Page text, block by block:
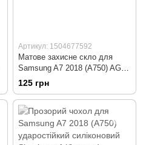
Артикул: 1504677592
Матове захисне скло для
Samsung A7 2018 (A750) AG
Matte
125 грн